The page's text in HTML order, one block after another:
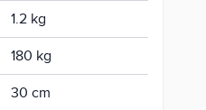
1.2 kg
180 kg
30 cm